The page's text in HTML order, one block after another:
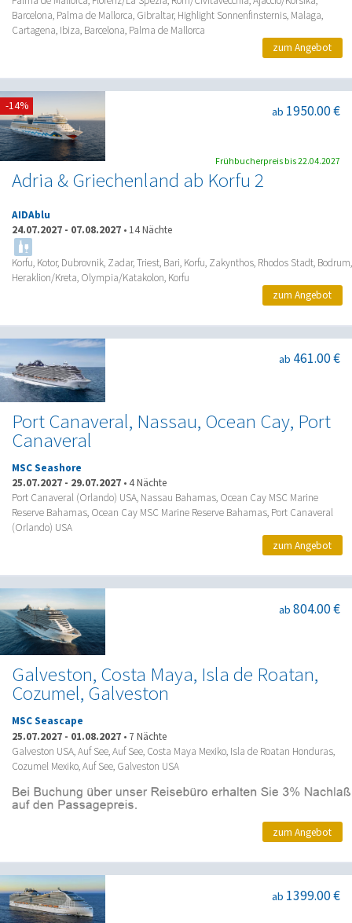
Barcelona, Palma de Mallorca, Gibraltar, Highlight Sonnenfinsternis, Malaga,
Cartagena, Ibiza, Barcelona, Palma de Mallorca
zum Angebot
Adria & Griechenland ab Korfu 2
ab 1950.00 €
AIDAblu
24.07.2027 - 07.08.2027 • 14 Nächte
Korfu, Kotor, Dubrovnik, Zadar, Triest, Bari, Korfu, Zakynthos, Rhodos Stadt, Bodrum,
Heraklion/Kreta, Olympia/Katakolon, Korfu
-14%
Frühbucherpreis bis 22.04.2027
zum Angebot
Port Canaveral, Nassau, Ocean Cay, Port
Canaveral
ab 461.00 €
MSC Seashore
25.07.2027 - 29.07.2027 •4 Nächte
Port Canaveral (Orlando) USA, Nassau Bahamas, Ocean Cay MSC Marine
Reserve Bahamas, Ocean Cay MSC Marine Reserve Bahamas, Port Canaveral
(Orlando) USA
zum Angebot
Galveston, Costa Maya, Isla de Roatan,
Cozumel, Galveston
ab 804.00 €
MSC Seascape
25.07.2027 - 01.08.2027 • 7 Nächte
Galveston USA, Auf See, Auf See, Costa Maya Mexiko, Isla de Roatan Honduras,
Cozumel Mexiko, Auf See, Galveston USA
zum Angebot
ab 1399.00 €